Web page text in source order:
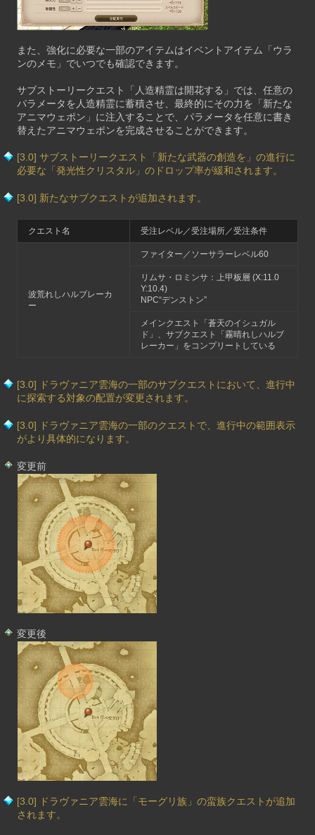
また、強化に必要な一部のアイテムはイベントアイテム「ウラ
ンのメモ」でいつでも確認できます。
サブストーリークエスト「人造精霊は開花する」では、任意の
パラメータを人造精霊に蓄積させ、最終的にその力を「新たな
アニマウェポン」に注入することで、パラメータを任意に書き
替えたアニマウェポンを完成させることができます。
[3.0] サブストーリークエスト「新たな武器の創造を」の進行に
必要な「発光性クリスタル」のドロップ率が緩和されます。
[3.0] 新たなサブクエストが追加されます。
クエスト名 受注レベル／受注場所／受注条件
波荒れしハルブレーカ
ー
ファイター／ソーサラーレベル60
リムサ・ロミンサ：上甲板層 (X:11.0
Y:10.4)
NPC“デンストン”
メインクエスト「蒼天のイシュガル
ド」、サブクエスト「霧晴れしハルブ
レーカー」をコンプリートしている
[3.0] ドラヴァニア雲海の一部のサブクエストにおいて、進行中
に探索する対象の配置が変更されます。
[3.0] ドラヴァニア雲海の一部のクエストで、進行中の範囲表示
がより具体的になります。
変更前
変更後
[3.0] ドラヴァニア雲海に「モーグリ族」の蛮族クエストが追加
されます。